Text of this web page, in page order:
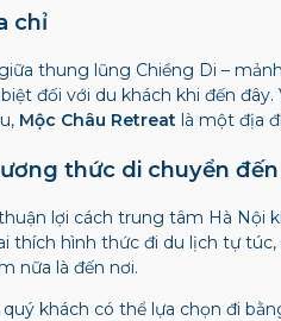
chỉ
thung lũng Chiềng Di –
đối với du khách khi đến
Mộc Châu Retreatlà một địa
thức di chuyển
lợi cách trung tâm Hà Nội
thích hình thức đi du lịch tự
nữa là đến nơi.
quý khách có thể lựa chọn đi